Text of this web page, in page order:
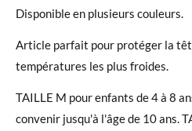
Disponible en plusieurs couleurs.
Article parfait pour protéger la
températures les plus froides.
TAILLE M pour enfants de 4 à 8
convenir jusqu'à l'âge de 10 ans.